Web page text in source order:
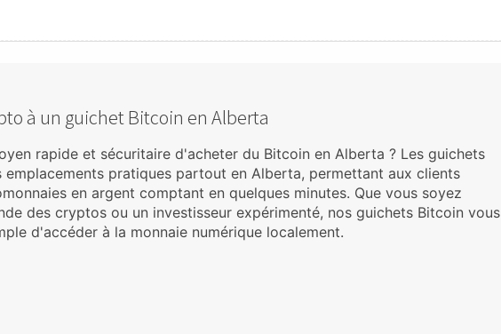
à un guichet Bitcoin en Alberta
rapide et sécuritaire d'acheter du Bitcoin en Alberta ? Les guichets
pratiques partout en Alberta, permettant aux clients
en argent comptant en quelques minutes. Que vous soyez
des cryptos ou un investisseur expérimenté, nos guichets Bitcoin vous
d'accéder à la monnaie numérique localement.